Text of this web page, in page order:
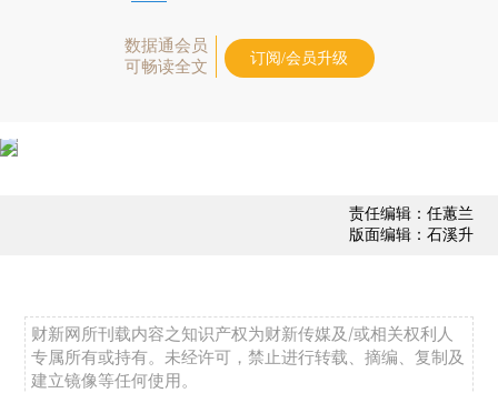
数据通会员
可畅读全文
订阅/会员升级
责任编辑：任蕙兰
版面编辑：石溪升
财新网所刊载内容之知识产权为财新传媒及/或相关权利人
专属所有或持有。未经许可，禁止进行转载、摘编、复制及
建立镜像等任何使用。